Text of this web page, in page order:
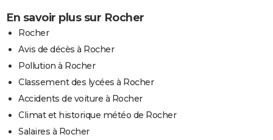
En savoir plus sur Rocher
Rocher
Avis de décès à Rocher
Pollution à Rocher
Classement des lycées à Rocher
Accidents de voiture à Rocher
Climat et historique météo de Rocher
Salaires à Rocher